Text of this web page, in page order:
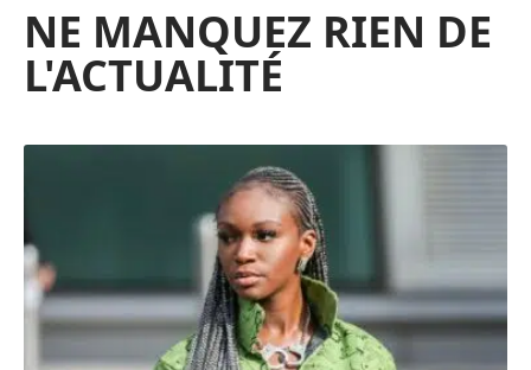
NE MANQUEZ RIEN DE
L'ACTUALITÉ